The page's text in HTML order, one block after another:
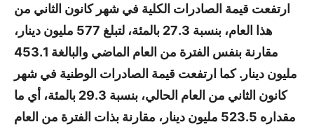
ارتفعت قيمة الصادرات الكلية في شهر كانون الثاني من
هذا العام، بنسبة 27.3 بالمئة، لتبلغ 577 مليون دينار،
مقارنة بنفس الفترة من العام الماضي والبالغة 453.1
مليون دينار. كما ارتفعت قيمة الصادرات الوطنية في شهر
كانون الثاني من العام الحالي، بنسبة 29.3 بالمئة، أي ما
مقداره 523.5 مليون دينار، مقارنة بذات الفترة من العام